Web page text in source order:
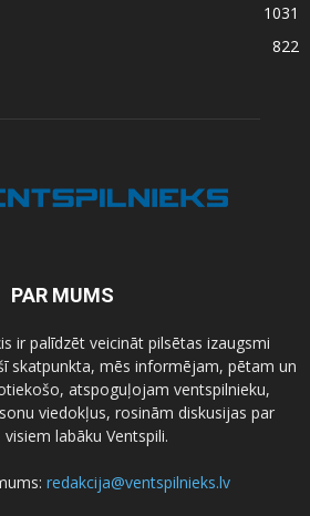
1031
822
PAR MUMS
ir palīdzēt veicināt pilsētas izaugsmi
skatpunkta, mēs informējam, pētam un
atspoguļojam ventspilnieku,
viedokļus, rosinām diskusijas par
labāku Ventspili.
redakcija@ventspilnieks.lv